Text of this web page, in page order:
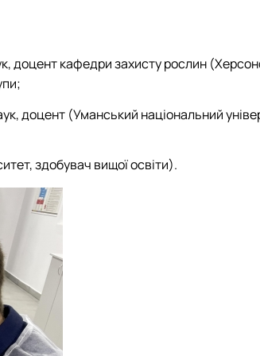
доцент кафедри захисту рослин
доцент (Уманський національний
здобувач вищої освіти).